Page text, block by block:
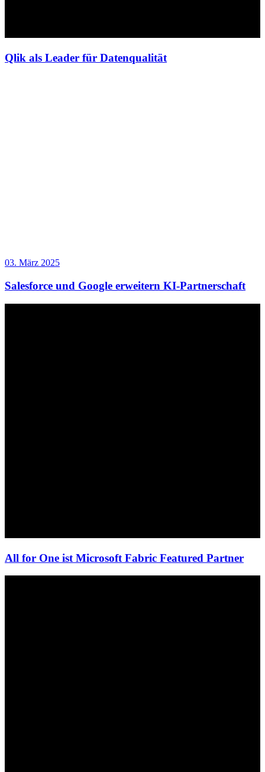
Qlik als Leader für Datenqualität
03. März 2025
Salesforce und Google erweitern KI-Partnerschaft
All for One ist Microsoft Fabric Featured Partner